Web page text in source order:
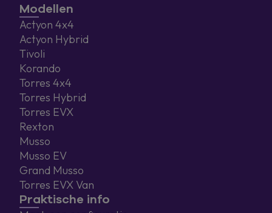
Modellen
Actyon 4x4
Actyon Hybrid
Tivoli
Korando
Torres 4x4
Torres Hybrid
Torres EVX
Rexton
Musso
Musso EV
Grand Musso
Torres EVX Van
Praktische info